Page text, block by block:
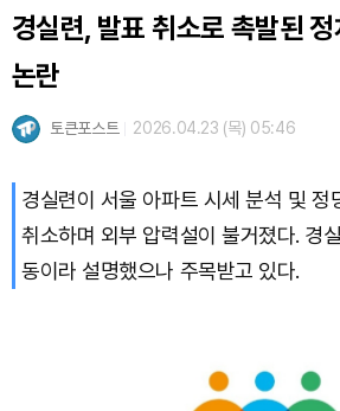
경실련, 발표 취소로 촉발된
논란
토큰포스트 2026.04.23 (목) 05:46
경실련이 서울 아파트 시세 분석 및 정
취소하며 외부 압력설이 불거졌다. 경
동이라 설명했으나 주목받고 있다.